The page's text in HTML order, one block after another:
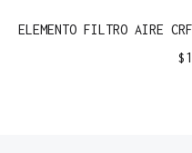
ELEMENTO FILTRO AIRE
$